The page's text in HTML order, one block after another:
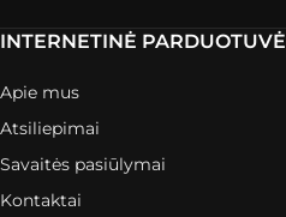
INTERNETINĖ PARDUOTUVĖ
Apie mus
Atsiliepimai
Savaitės pasiūlymai
Kontaktai